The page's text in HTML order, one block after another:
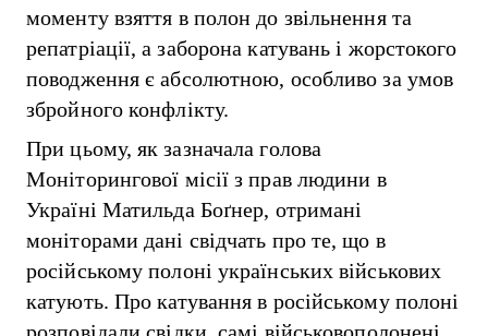
моменту взяття в полон до звільнення та
репатріації, а заборона катувань і жорстокого
поводження є абсолютною, особливо за умов
збройного конфлікту.
При цьому, як зазначала голова
Моніторингової місії з прав людини в
Україні Матильда Боґнер, отримані
моніторами дані свідчать про те, що в
російському полоні українських військових
катують. Про катування в російському полоні